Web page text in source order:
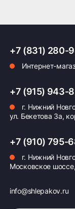
Оплата заказа
Возможна
+7 (831) 280-
Интернет-
+7 (915) 943-
г. Нижний
ул. Бекетова 3а,
+7 (910) 795-
г. Нижний
Московское
info@shlepakov.ru